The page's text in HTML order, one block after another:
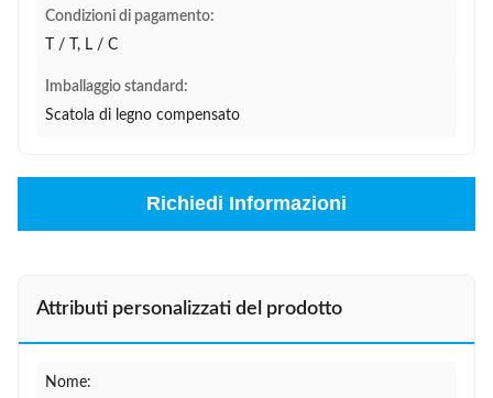
Condizioni di pagamento:
T / T, L / C
Imballaggio standard:
Scatola di legno compensato
Richiedi Informazioni
Attributi personalizzati del prodotto
Nome: